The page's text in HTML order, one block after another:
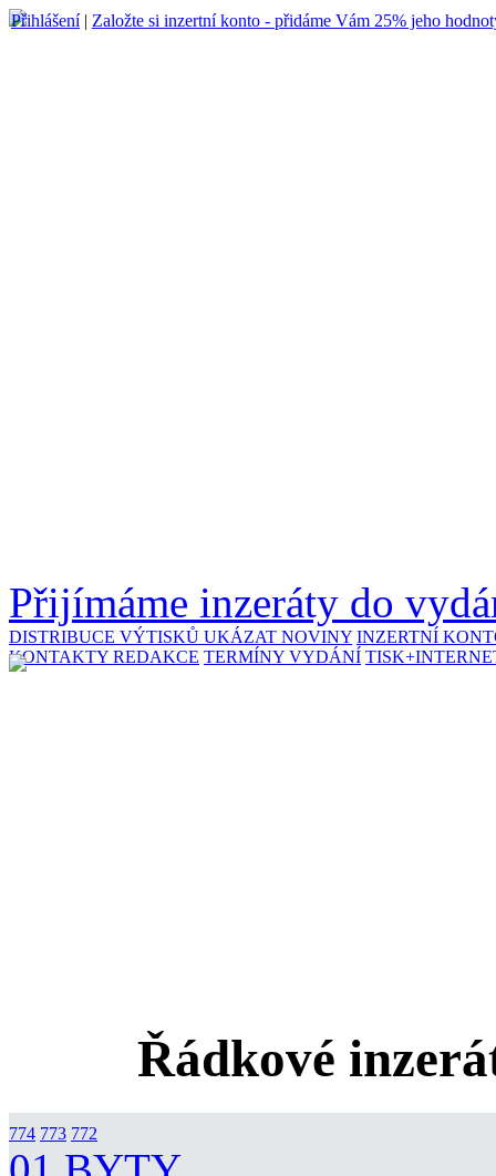
Přihlášení| Založte si inzertní konto - přidáme Vám 25% jeho
Přijímáme inzeráty do
DISTRIBUCE VÝTISKŮ UKÁZAT NOVINY INZERTNÍ
KONTAKTY REDAKCE TERMÍNY VYDÁNÍ
Řádkové
774 773 772